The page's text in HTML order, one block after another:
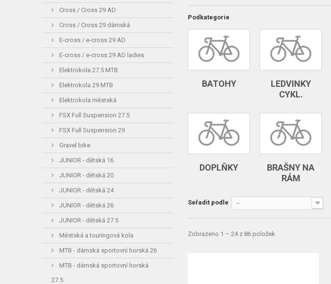
Cross / Cross 29 AD
Cross / Cross 29 dámská
E-cross / e-cross 29 AD
E-cross / e-cross 29 AD ladies
Elektrokola 27.5 MTB
Elektrokola 29 MTB
Elektrokola městská
FSX Full Suspension 27.5
FSX Full Suspension 29
Gravel bike
JUNIOR - dětská 16
JUNIOR - dětská 20
JUNIOR - dětská 24
JUNIOR - dětská 26
JUNIOR - dětská 27.5
Městská a touringová kola
MTB - dámská sportovní horská 26
MTB - dámská sportovní horská
27.5
Podkategorie
BATOHY
LEDVINKY
CYKL.
DOPLŇKY
BRAŠNY NA
RÁM
Seřadit podle --
Zobrazeno 1 – 24 z 86 položek